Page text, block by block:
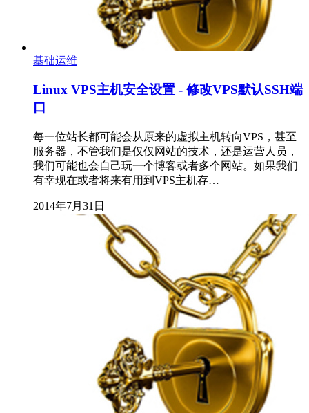
基础运维
Linux VPS主机安全设置 - 修改VPS默认SSH端
口
每一位站长都可能会从原来的虚拟主机转向VPS，甚至
服务器，不管我们是仅仅网站的技术，还是运营人员，
我们可能也会自己玩一个博客或者多个网站。如果我们
有幸现在或者将来有用到VPS主机存…
2014年7月31日